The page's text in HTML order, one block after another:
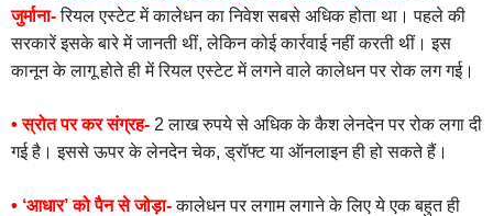
जुर्माना-रियल एस्टेट में कालेधन का निवेश सबसे अधिक होता था। पहले की
सरकारें इसके बारे में जानती थीं, लेकिन कोई कार्रवाई नहीं करती थीं। इस
कानून के लागू होते ही में रियल एस्टेट में लगने वाले कालेधन पर रोक लग गई।
• स्रोत पर कर संग्रह- 2 लाख रुपये से अधिक के कैश लेनदेन पर रोक लगा दी
गई है। इससे ऊपर के लेनदेन चेक, ड्रॉफ्ट या ऑनलाइन ही हो सकते हैं।
• ‘आधार’ को पैन से जोड़ा-कालेधन पर लगाम लगाने के लिए ये एक बहुत ही